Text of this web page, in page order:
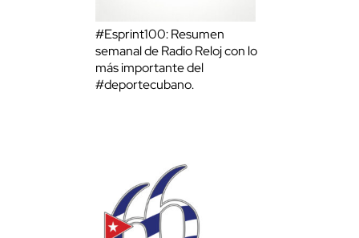
#Esprint100: Resumen
semanal de Radio Reloj con lo
más importante del
#deportecubano.